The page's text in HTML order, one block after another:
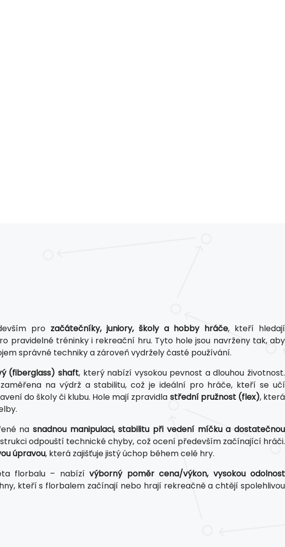
pro začátečníky, juniory, školy a hobby hráče, kteří hledají
pravidelné tréninky i rekreační hru. Tyto hole jsou navrženy tak, aby
správné techniky a zároveň vydržely časté používání.
(fiberglass) shaft, který nabízí vysokou pevnost a dlouhou životnost.
na výdrž a stabilitu, což je ideální pro hráče, kteří se učí
do školy či klubu. Hole mají zpravidla střední pružnost (flex), která
nasnadnou manipulaci, stabilitu při vedení míčku a dostatečnou
odpouští technické chyby, což ocení především začínající hráči.
úpravou, která zajišťuje jistý úchop během celé hry.
florbalu – nabízívýborný poměr cena/výkon, vysokou odolnost
kteří s florbalem začínají nebo hrají rekreačně a chtějí spolehlivou